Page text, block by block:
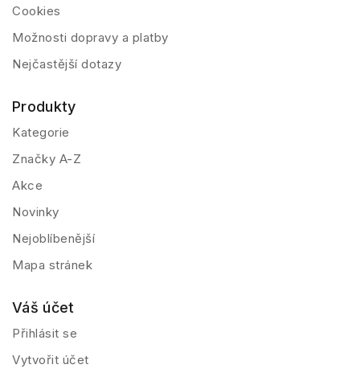
Cookies
Možnosti dopravy a platby
Nejčastější dotazy
Produkty
Kategorie
Značky A-Z
Akce
Novinky
Nejoblíbenější
Mapa stránek
Váš účet
Přihlásit se
Vytvořit účet